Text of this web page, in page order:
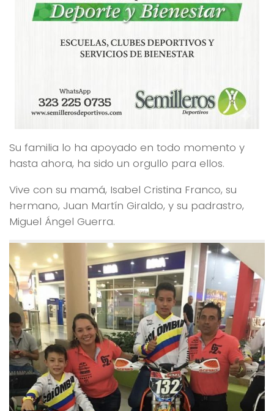
Su familia lo ha apoyado en todo momento y
hasta ahora, ha sido un orgullo para ellos.
Vive con su mamá, Isabel Cristina Franco, su
hermano, Juan Martín Giraldo, y su padrastro,
Miguel Ángel Guerra.